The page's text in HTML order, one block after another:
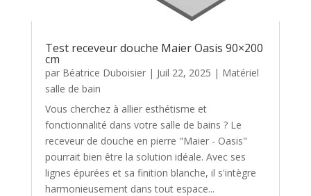
Test receveur douche Maier Oasis 90×200
cm
par Béatrice Duboisier| Juil 22, 2025 | Matériel
salle de bain
Vous cherchez à allier esthétisme et
fonctionnalité dans votre salle de bains ? Le
receveur de douche en pierre "Maier - Oasis"
pourrait bien être la solution idéale. Avec ses
lignes épurées et sa finition blanche, il s'intègre
harmonieusement dans tout espace...